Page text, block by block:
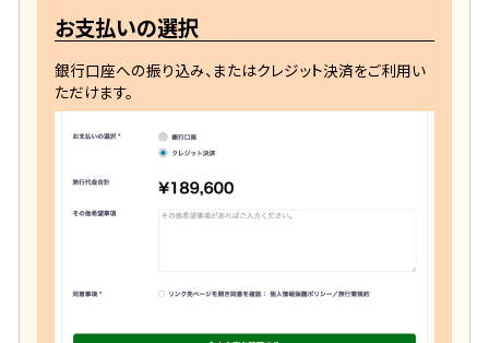
お支払いの選択
銀行口座への振り込み、またはクレジット決済をご利用い
ただけます。